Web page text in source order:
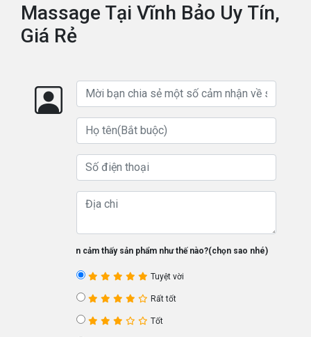
Massage Tại Vĩnh Bảo Uy Tín,
Giá Rẻ
Bạn cảm thấy sản phẩm như thế nào?(chọn sao nhé)
Tuyệt vời
Rất tốt
Tốt